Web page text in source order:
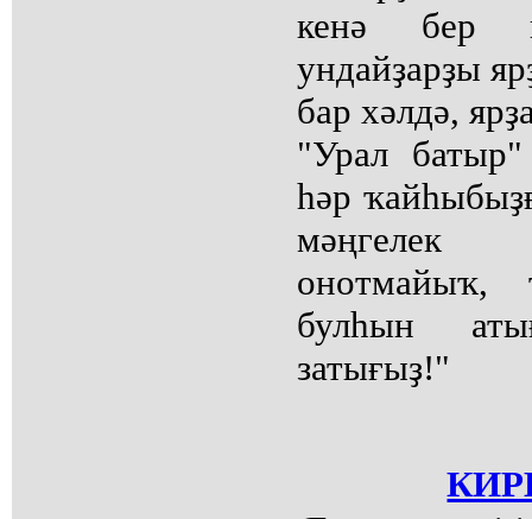
кенә бер
ундайҙарҙы
бар хәлдә,
"Урал
һәр
мәңгелек
онотмайыҡ,
булһын
затығыҙ!"